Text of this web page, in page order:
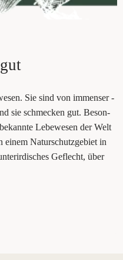
Sie sind von immenser
sie schme­cken gut. Beson­
Lebe­we­sen der Welt
Natur­schutz­ge­biet in
Geflecht, über